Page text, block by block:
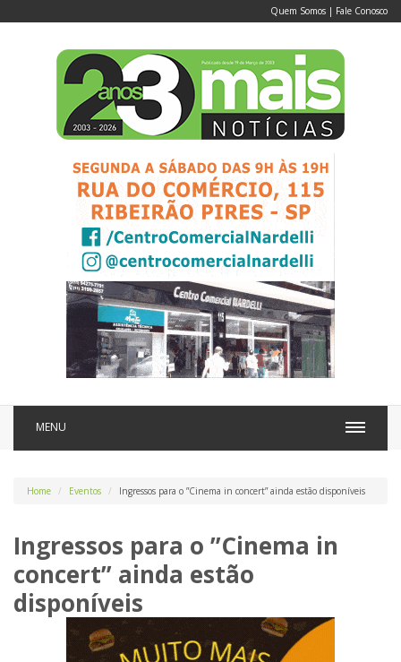
Quem Somos | Fale Conosco
MENU
Home Eventos Ingressos para o ”Cinema in concert” ainda estão disponíveis
Ingressos para o ”Cinema in
concert” ainda estão
disponíveis